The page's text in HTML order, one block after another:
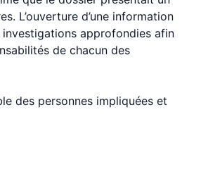
L’ouverture d’une information
approfondies afin
de chacun des
des personnes impliquées et